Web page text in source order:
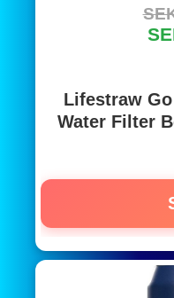
Lifestraw
Water Filter